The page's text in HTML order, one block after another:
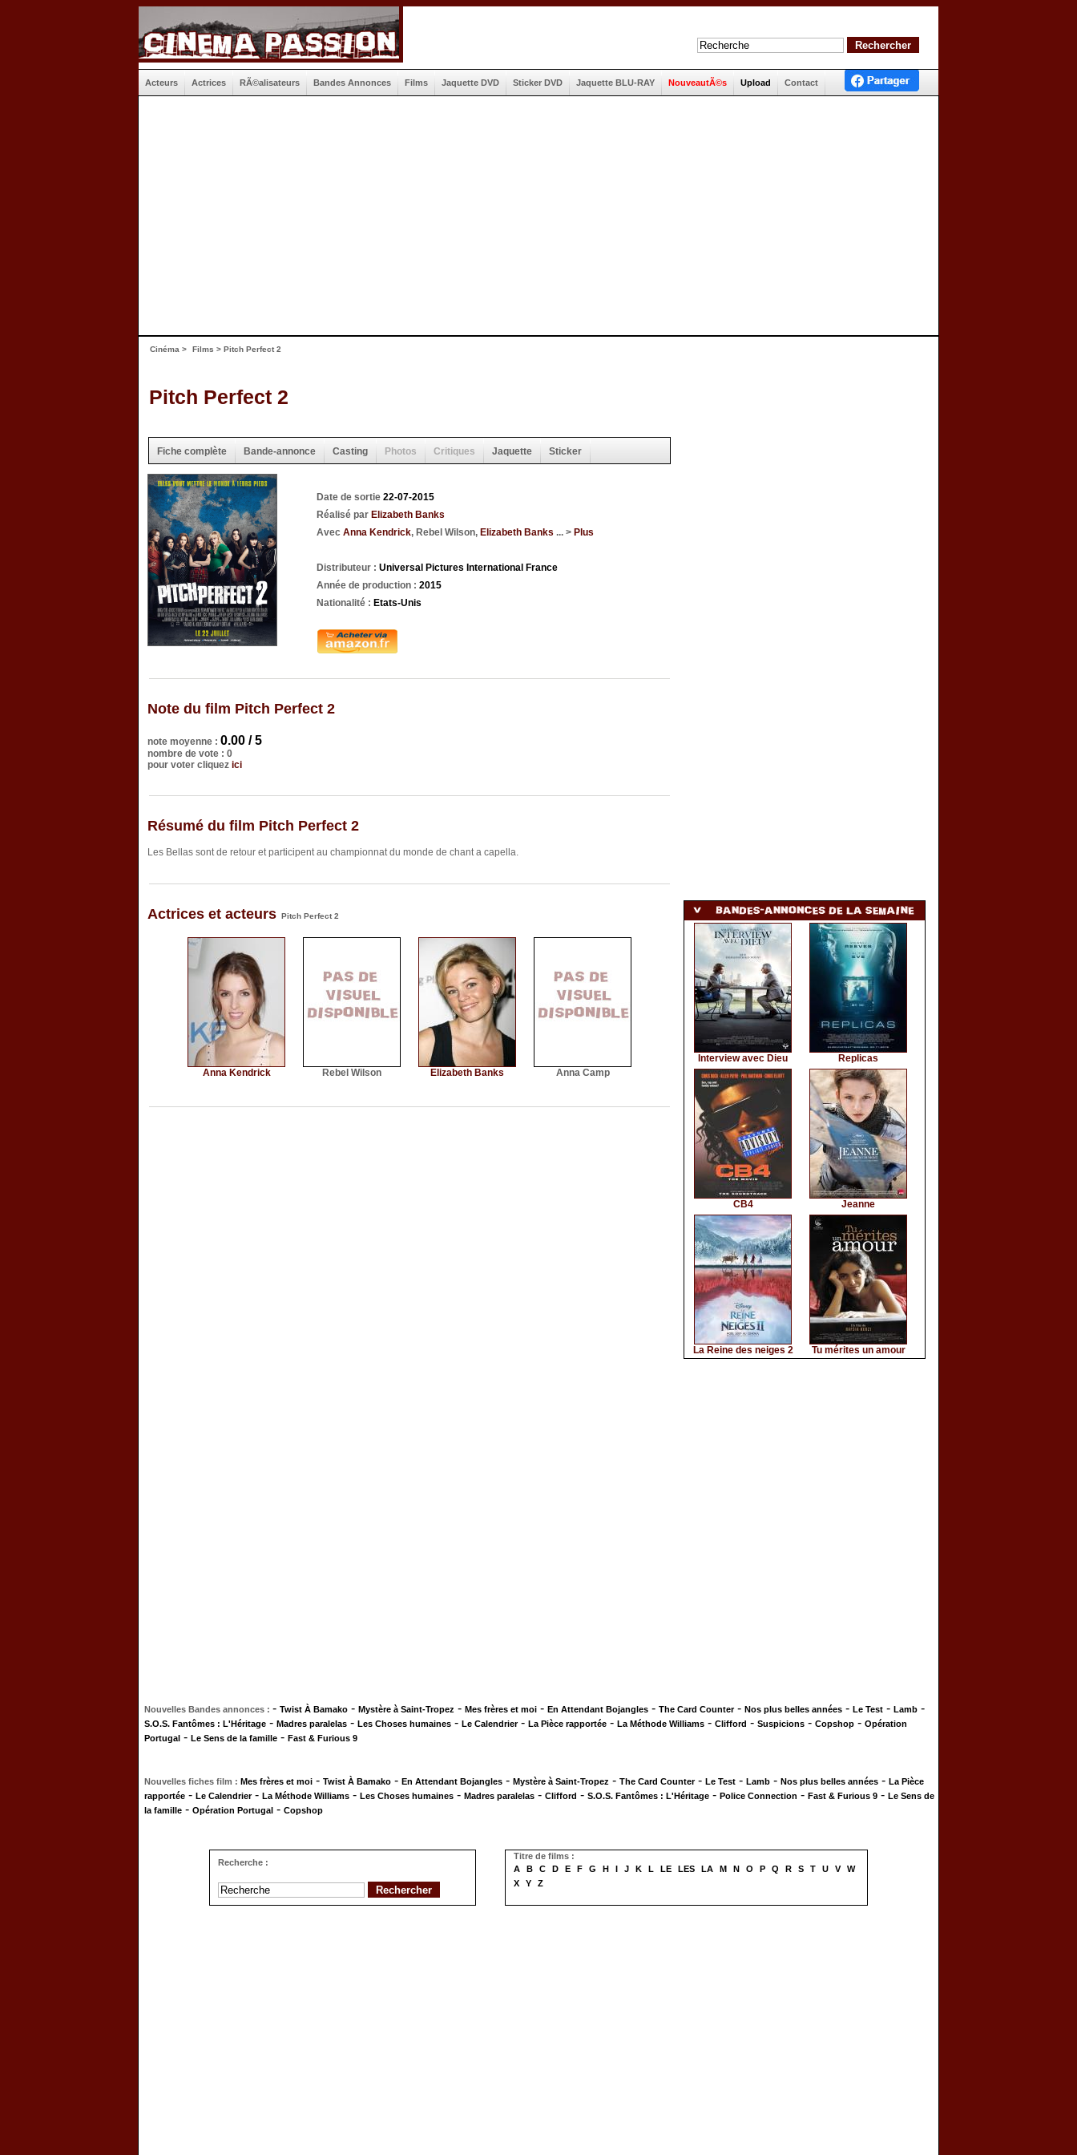
Acteurs Actrices RÃ©alisateurs Bandes Annonces Films Jaquette DVD Sticker DVD Jaquette BLU-RAY NouveautÃ©s Upload Contact
Cinéma > Films > Pitch Perfect 2
Pitch Perfect 2
Fiche complète Bande-annonce Casting Photos Critiques Jaquette Sticker
Date de sortie 22-07-2015
Réalisé par Elizabeth Banks
Avec Anna Kendrick, Rebel Wilson, Elizabeth Banks ... > Plus
Distributeur : Universal Pictures International France
Année de production : 2015
Nationalité : Etats-Unis
Note du film Pitch Perfect 2
note moyenne : 0.00 / 5
nombre de vote : 0
pour voter cliquez ici
Résumé du film Pitch Perfect 2
Les Bellas sont de retour et participent au championnat du monde de chant a capella.
Actrices et acteurs Pitch Perfect 2
Anna Kendrick Rebel Wilson Elizabeth Banks Anna Camp
Interview avec Dieu Replicas
CB4 Jeanne
La Reine des neiges 2 Tu mérites un amour
Nouvelles Bandes annonces : - Twist À Bamako - Mystère à Saint-Tropez - Mes frères et moi - En Attendant Bojangles - The Card Counter- Nos plus belles années - Le Test - Lamb -
S.O.S. Fantômes : L'Héritage - Madres paralelas - Les Choses humaines - Le Calendrier- La Pièce rapportée - La Méthode Williams - Clifford - Suspicions - Copshop - Opération
Portugal - Le Sens de la famille - Fast & Furious 9
Nouvelles fiches film : Mes frères et moi - Twist À Bamako - En Attendant Bojangles - Mystère à Saint-Tropez - The Card Counter- Le Test - Lamb - Nos plus belles années - La Pièce
rapportée - Le Calendrier- La Méthode Williams - Les Choses humaines - Madres paralelas - Clifford - S.O.S. Fantômes : L'Héritage - Police Connection - Fast & Furious 9 - Le Sens de
la famille - Opération Portugal - Copshop
Recherche :
Titre de films :
A
B C D E F G H I J K L LE LES LA M N O P Q R S T U V
W
X
Y Z